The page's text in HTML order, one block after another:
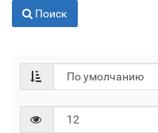
Поиск